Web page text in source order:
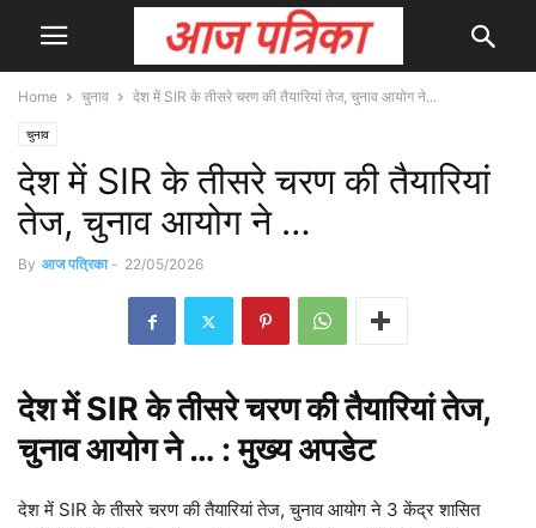
Home चुनाव देश में SIR के तीसरे चरण की तैयारियां तेज, चुनाव आयोग ने...
चुनाव
देश में SIR के तीसरे चरण की तैयारियां
तेज, चुनाव आयोग ने …
By आज पत्रिका - 22/05/2026
देशमें SIR के तीसरे चरण की तैयारियां तेज,
चुनाव आयोग ने … : मुख्यअपडेट
देश में SIR के तीसरे चरण की तैयारियां तेज, चुनाव आयोग ने 3 केंद्र शासित